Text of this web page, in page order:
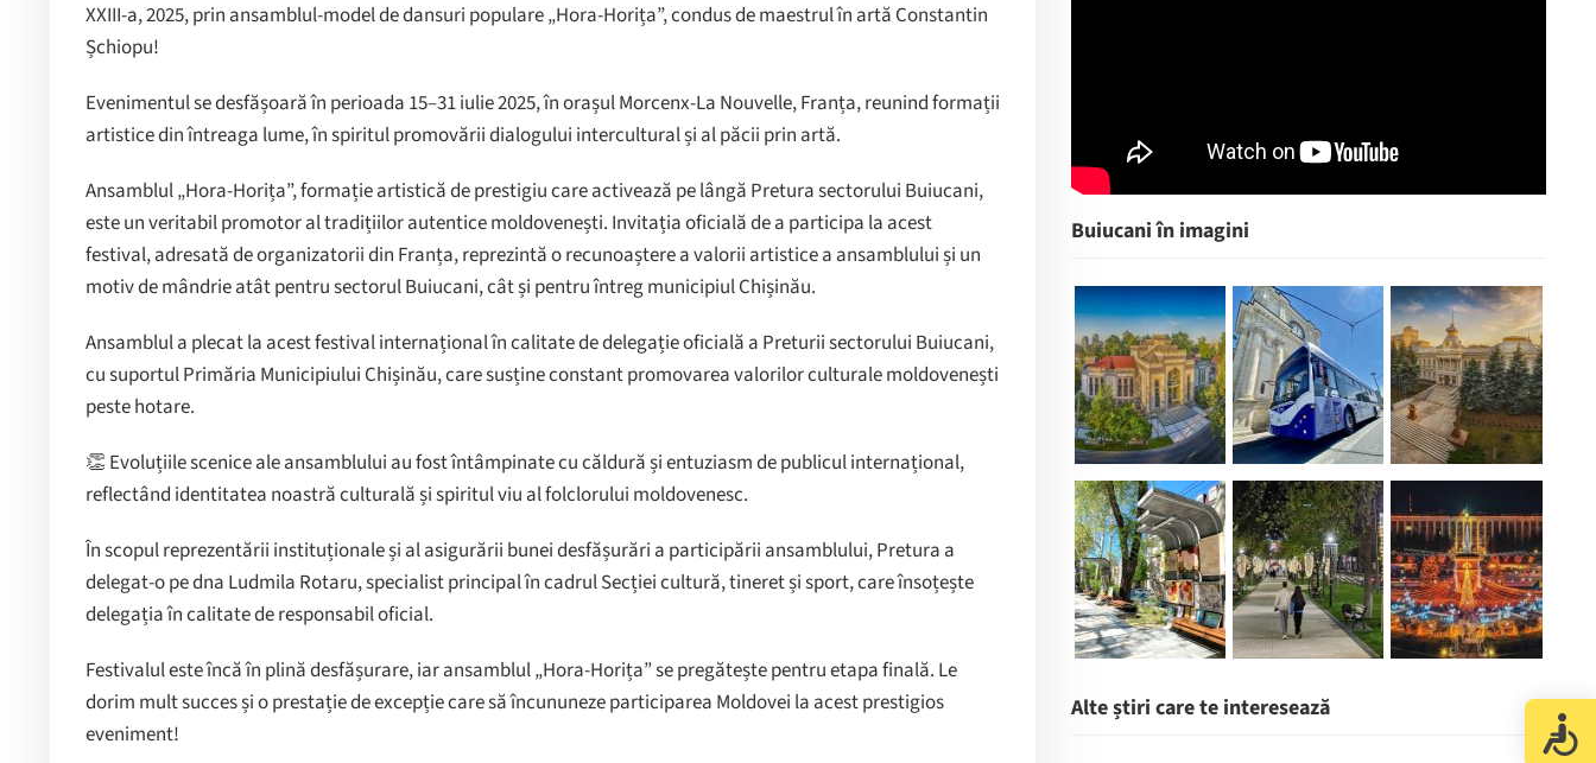
XXIII-a, 2025, prin ansamblul-model de dansuri populare „Hora-Horița”, condus de maestrul în artă Constantin
Șchiopu!
Evenimentul se desfășoară în perioada 15–31 iulie 2025, în orașul Morcenx-La Nouvelle, Franța, reunind formații
artistice din întreaga lume, în spiritul promovării dialogului intercultural și al păcii prin artă.
Ansamblul „Hora-Horița”, formație artistică de prestigiu care activează pe lângă Pretura sectorului Buiucani,
este un veritabil promotor al tradițiilor autentice moldovenești. Invitația oficială de a participa la acest
festival, adresată de organizatorii din Franța, reprezintă o recunoaștere a valorii artistice a ansamblului și un
motiv de mândrie atât pentru sectorul Buiucani, cât și pentru întreg municipiul Chișinău.
Ansamblul a plecat la acest festival internațional în calitate de delegație oficială a Preturii sectorului Buiucani,
cu suportul Primăria Municipiului Chișinău, care susține constant promovarea valorilor culturale moldovenești
peste hotare.
👏 Evoluțiile scenice ale ansamblului au fost întâmpinate cu căldură și entuziasm de publicul internațional,
reflectând identitatea noastră culturală și spiritul viu al folclorului moldovenesc.
În scopul reprezentării instituționale și al asigurării bunei desfășurări a participării ansamblului, Pretura a
delegat-o pe dna Ludmila Rotaru, specialist principal în cadrul Secției cultură, tineret și sport, care însoțește
delegația în calitate de responsabil oficial.
Festivalul este încă în plină desfășurare, iar ansamblul „Hora-Horița” se pregătește pentru etapa finală. Le
dorim mult succes și o prestație de excepție care să încununeze participarea Moldovei la acest prestigios
eveniment!
Buiucani în imagini
Alte știri care te interesează